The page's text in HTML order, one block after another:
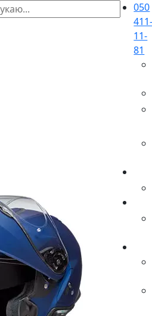
050
11-
81